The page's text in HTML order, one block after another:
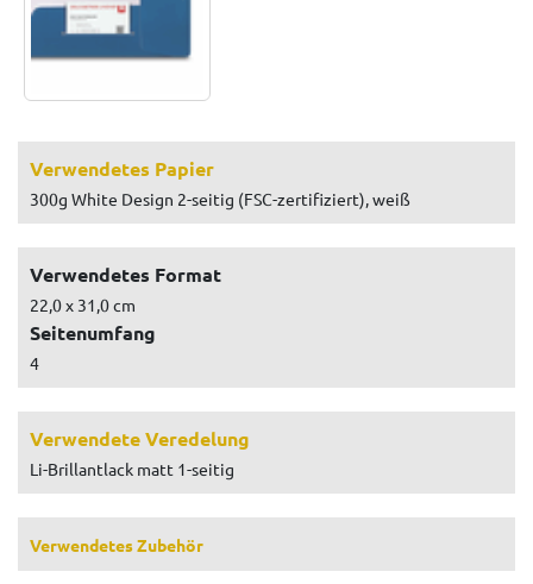
Verwendetes Papier
300g White Design 2-seitig (FSC-zertifiziert), weiß
Verwendetes Format
22,0 x 31,0 cm
Seitenumfang
4
Verwendete Veredelung
Li-Brillantlack matt 1-seitig
Verwendetes Zubehör